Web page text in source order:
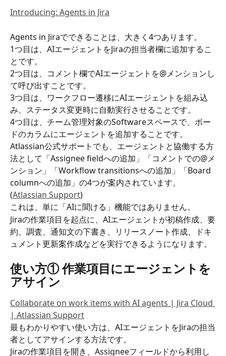
Introducing: Agents in Jira
Agents in Jiraでできることは、大きく4つあります。
1つ目は、AIエージェントをJiraの担当者欄に追加するこ
とです。
2つ目は、コメント欄でAIエージェントを@メンションし
て呼び出すことです。
3つ目は、ワークフロー遷移にAIエージェントを組み込
み、ステータス変更時に自動実行させることです。
4つ目は、チーム管理対象のSoftwareスペースで、ボー
ドのカラムにエージェントを追加することです。
Atlassian公式サポートでも、エージェントと協働する方
法として「Assignee fieldへの追加」「コメントでの@メ
ンション」「Workflow transitionsへの追加」「Board
columnへの追加」の4つが案内されています。
(Atlassian Support)
これは、単に「AIに聞ける」機能ではありません。
Jiraの作業項目を起点に、AIエージェントが初稿作成、要
約、調査、通知文の下書き、リリースノート作成、ドキ
ュメント更新案作成などを実行できるようになります。
使い方① 作業項目にエージェントを
アサイン
Collaborate on work items with AI agents | Jira Cloud
| Atlassian Support
最もわかりやすい使い方は、AIエージェントをJiraの担当
者としてアサインする方法です。
Jiraの作業項目を開き、Assigneeフィールドから利用し